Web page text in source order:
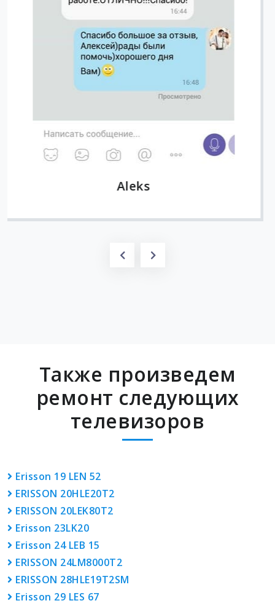
Также произведем
ремонт следующих
телевизоров
Erisson 19 LEN 52
ERISSON 20HLE20T2
ERISSON 20LEK80T2
Erisson 23LK20
Erisson 24 LEB 15
ERISSON 24LM8000T2
ERISSON 28HLE19T2SM
Erisson 29 LES 67